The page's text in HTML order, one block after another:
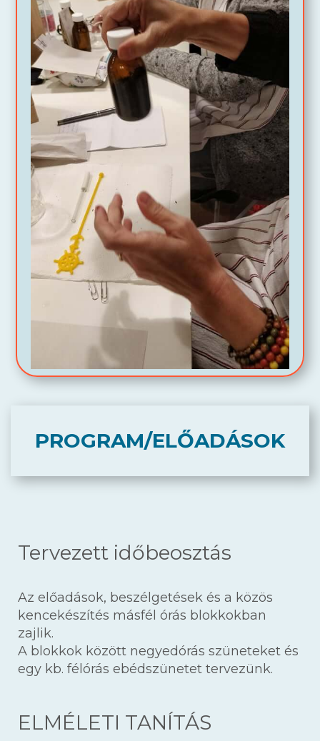
PROGRAM/ELŐADÁSOK
Tervezett időbeosztás
Az előadások, beszélgetések és a közös
kencekészítés másfél órás blokkokban
zajlik.
A blokkok között negyedórás szüneteket és
egy kb. félórás ebédszünetet tervezünk.
ELMÉLETI TANÍTÁS